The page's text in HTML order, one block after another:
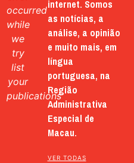
occurred
while
we
try
list
your
publications
internet. Somos
as notícias, a
análise, a opinião
e muito mais, em
língua
portuguesa, na
Região
Administrativa
Especial de
Macau.
VER TODAS